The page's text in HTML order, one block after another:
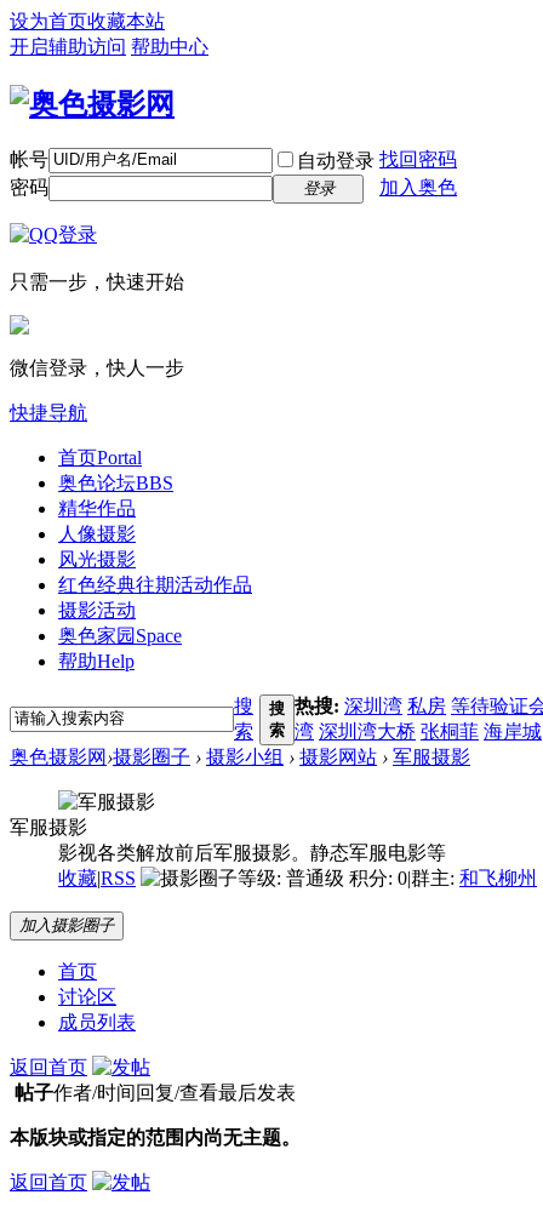
设为首页收藏本站
开启辅助访问 帮助中心
帐号 自动登录 找回密码
密码
登录 加入奥色
只需一步，快速开始
微信登录，快人一步
快捷导航
首页Portal
奥色论坛BBS
精华作品
人像摄影
风光摄影
红色经典往期活动作品
摄影活动
奥色家园 Space
帮助Help
搜
索
搜
索
热搜: 深圳湾 私房 等待验证
湾 深圳湾大桥 张桐菲 海岸城
奥色摄影网 ›摄影圈子 › 摄影小组 › 摄影网站 › 军服摄影
军服摄影
影视各类解放前后军服摄影。静态军服电影等
收藏|RSS 积分: 0|群主: 和飞柳州
加入摄影圈子
首页
讨论区
成员列表
返回首页
帖子作者/时间 回复/查看最后发表
本版块或指定的范围内尚无主题。
返回首页